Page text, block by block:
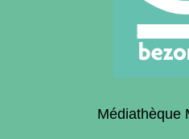
Médiathèque